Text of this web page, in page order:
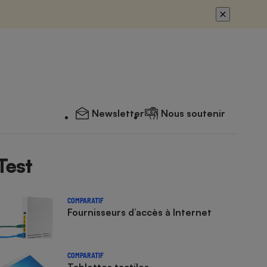
Newsletter Nous soutenir
COMPARATIF
Fournisseurs d’accès à Internet
COMPARATIF